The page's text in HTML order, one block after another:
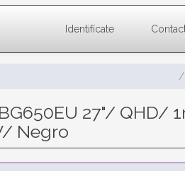
Identifícate
27"/ QHD/
Negro